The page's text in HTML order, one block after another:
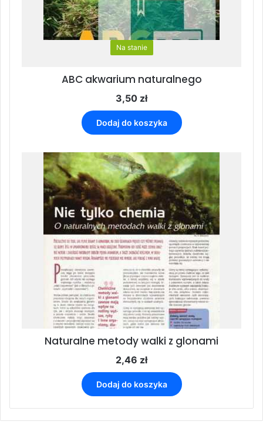
Na stanie
ABC akwarium naturalnego
3,50 zł
Dodaj do koszyka
Naturalne metody walki z glonami
2,46 zł
Dodaj do koszyka